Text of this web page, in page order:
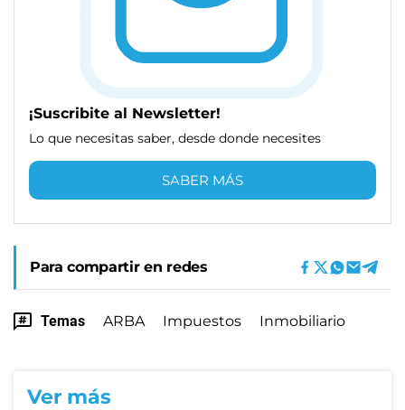
¡Suscribite al Newsletter!
Lo que necesitas saber, desde donde necesites
SABER MÁS
Para compartir en redes
Temas ARBA Impuestos Inmobiliario
Ver más